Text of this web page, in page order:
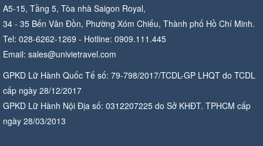
A5-15, Tầng 5, Tòa nhà Saigon Royal,
34 - 35 Bến Vân Đồn, Phường Xóm Chiếu, Thành phố Hồ Chí Minh.
Tel: 028-6262-1269 - Hotline: 0909.111.445
Email: sales@univietravel.com
GPKD Lữ Hành Quốc Tế số: 79-798/2017/TCDL-GP LHQT do TCDL
cấp ngày 28/12/2017
GPKD Lữ Hành Nội Địa số: 0312207225 do Sở KHĐT. TPHCM cấp
ngày 28/03/2013